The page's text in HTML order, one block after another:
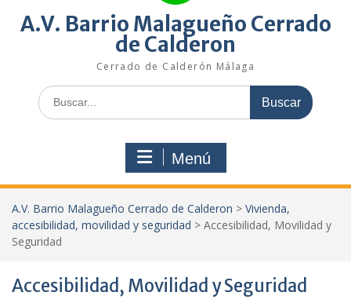
A.V. Barrio Malagueño Cerrado
de Calderon
Cerrado de Calderón Málaga
Buscar:
Menú
A.V. Barrio Malagueño Cerrado de Calderon > Vivienda,
accesibilidad, movilidad y seguridad > Accesibilidad, Movilidad y
Seguridad
Accesibilidad, Movilidad y Seguridad